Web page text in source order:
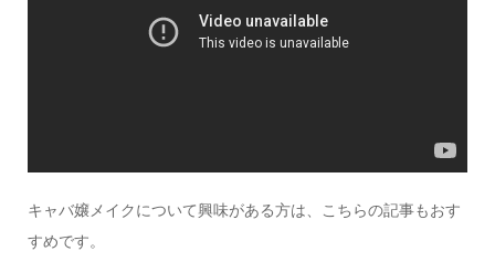
キャバ嬢メイクについて興味がある方は、こちらの記事もおす
すめです。